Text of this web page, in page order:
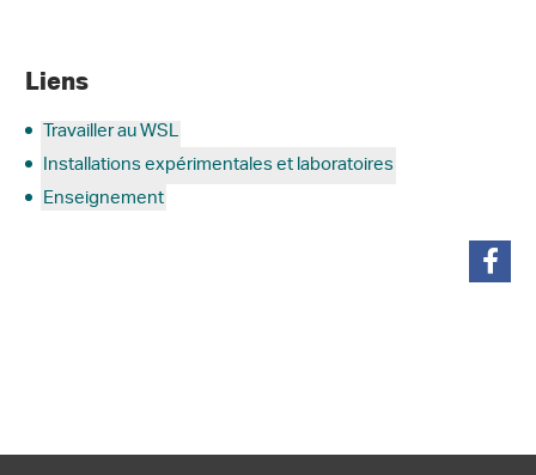
Liens
Travailler au WSL
Installations expérimentales et laboratoires
Enseignement